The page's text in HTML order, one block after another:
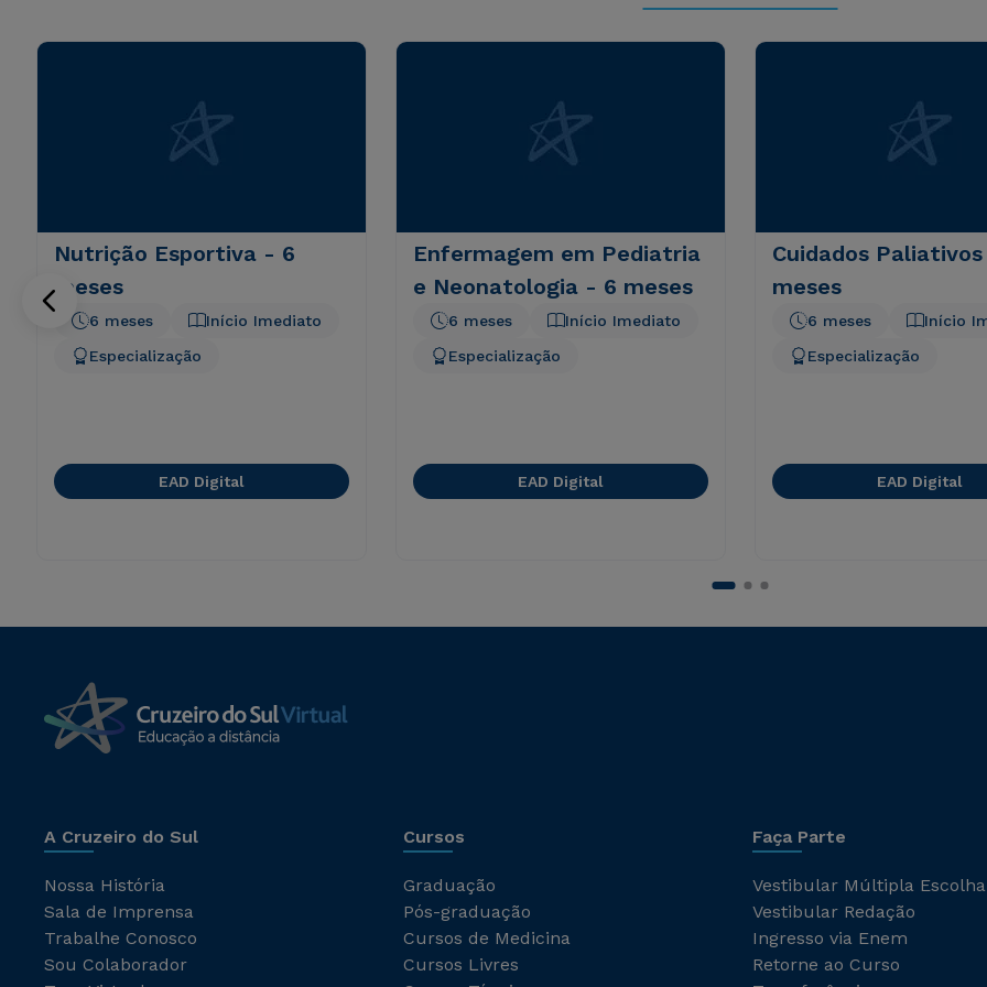
Nutrição Esportiva - 6
meses
Início Imediato
6 meses
Especialização
EAD Digital
Enfermagem em Pediatria
e Neonatologia - 6 meses
Início Imediato
6 meses
Especialização
EAD Digital
Cuidados
meses
Início
6 meses
Especialização
EAD Digital
A Cruzeiro do Sul
Nossa História
Sala de Imprensa
Trabalhe Conosco
Sou Colaborador
Cursos
Graduação
Pós-graduação
Cursos de Medicina
Cursos Livres
Faça Parte
Vestibular Múltipla Escolha
Vestibular Redação
Ingresso via Enem
Retorne ao Curso